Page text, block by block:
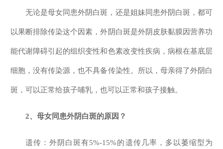
无论是母女同患外阴白斑，还是姐妹同患外阴白斑，都可
以果断排除传染这个因素，外阴白斑是外阴皮肤黏膜因营养功
能代谢障碍引起的组织变性和色素改变性疾病，病根在基底层
细胞，没有传染源，也不具备传染性。所以，母亲得了外阴白
斑，可以正常给孩子哺乳，也可以正常和孩子接触。
2、母女同患外阴白斑的原因？
遗传：外阴白斑有5%-15%的遗传几率，多以萎缩型为